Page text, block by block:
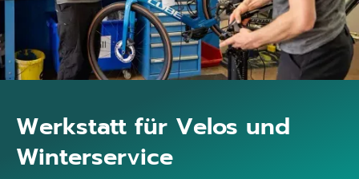
Werkstatt für Velos und
Winterservice